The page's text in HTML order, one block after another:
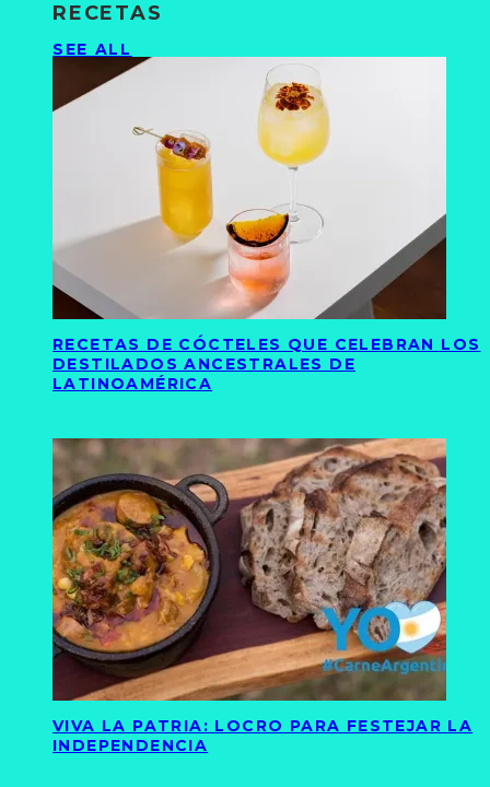
RECETAS
SEE ALL
RECETAS DE CÓCTELES QUE CELEBRAN LOS
DESTILADOS ANCESTRALES DE
LATINOAMÉRICA
VIVA LA PATRIA: LOCRO PARA FESTEJAR LA
INDEPENDENCIA